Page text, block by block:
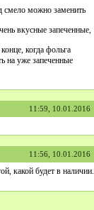
можно заменить
вкусные запеченные,
когда фольга
на уже запеченные
11:59, 10.01.2016
11:56, 10.01.2016
какой будет в наличии.